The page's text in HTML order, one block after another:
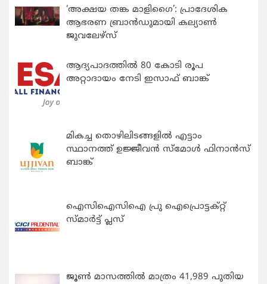
‘അക്ഷയ തങ്ക മാളിഗൈ’: പ്രാദേശിക
ആഭരണ ബ്രാന്‍ഡുമായി കല്യാണ്‍
ജുവലേഴ്‌സ്
ആദ്യപാദത്തിൽ 80 കോടി രൂപ
അറ്റാദായം നേടി ഇസാഫ് ബാങ്ക്
മികച്ച തൊഴിലിടങ്ങളിൽ എട്ടാം
സ്ഥാനത്ത് ഉജ്ജീവൻ സ്മോൾ ഫിനാൻസ്
ബാങ്ക്
ഐസിഐസിഐ പ്രു ഐപ്രൊട്ടക്റ്റ്
സ്മാർട്ട് പ്ലസ്
ജൂൺ മാസത്തിൽ മാത്രം 41,989 പുതിയ